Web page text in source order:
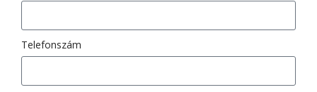
Telefonszám